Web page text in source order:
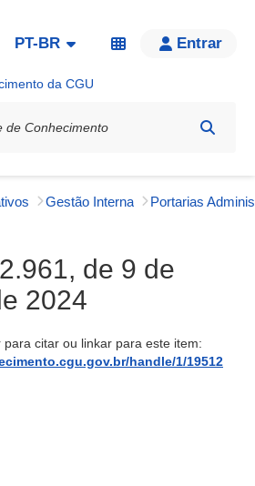
PT-BR Entrar
da CGU
Gestão Interna
de 9 de
2024
para citar ou linkar para este item:
handle/1/19512